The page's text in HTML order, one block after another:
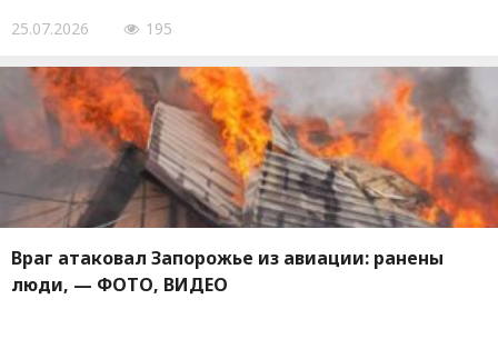
25.07.2026 195
Враг атаковал Запорожье из авиации: ранены
люди, — ФОТО, ВИДЕО